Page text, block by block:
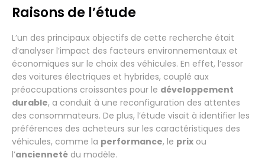
Raisons de l’étude
L’un des principaux objectifs de cette recherche était
d’analyser l’impact des facteurs environnementaux et
économiques sur le choix des véhicules. En effet, l’essor
des voitures électriques et hybrides, couplé aux
préoccupations croissantes pour le développement
durable, a conduit à une reconfiguration des attentes
des consommateurs. De plus, l’étude visait à identifier les
préférences des acheteurs sur les caractéristiques des
véhicules, comme la performance, le prix ou
l’ancienneté du modèle.